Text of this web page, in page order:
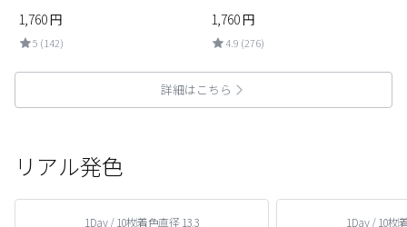
1,760円
5 (142)
1,760円
4.9 (276)
詳細はこちら
リアル発色
1Day / 10枚着色直径 13.3 1Day / 10枚